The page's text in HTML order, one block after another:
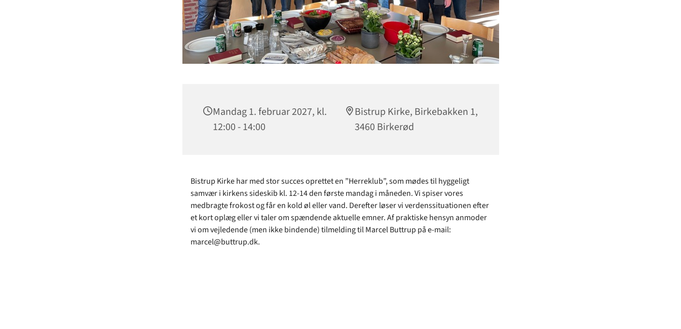
Mandag 1. februar 2027, kl.
12:00 - 14:00
Bistrup Kirke, Birkebakken 1,
3460 Birkerød
Bistrup Kirke har med stor succes oprettet en ”Herreklub”, som mødes til hyggeligt
samvær i kirkens sideskib kl. 12-14 den første mandag i måneden. Vi spiser vores
medbragte frokost og får en kold øl eller vand. Derefter løser vi verdenssituationen efter
et kort oplæg eller vi taler om spændende aktuelle emner. Af praktiske hensyn anmoder
vi om vejledende (men ikke bindende) tilmelding til Marcel Buttrup på e-mail:
marcel@buttrup.dk.